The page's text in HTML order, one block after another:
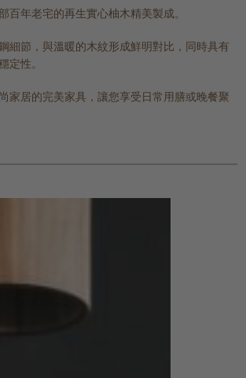
百年老宅的再生實心柚木精美製成。
細節，與溫暖的木紋形成鮮明對比，同時具有
定性。
家居的完美家具，讓您享受日常用膳或晚餐聚